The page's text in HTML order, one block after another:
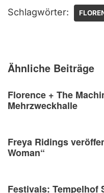
Schlagwörter:
Ähnliche Beiträge
Florence + The
Mehrzweckhalle
Freya Ridings
Woman“
Festivals: Tempelhof